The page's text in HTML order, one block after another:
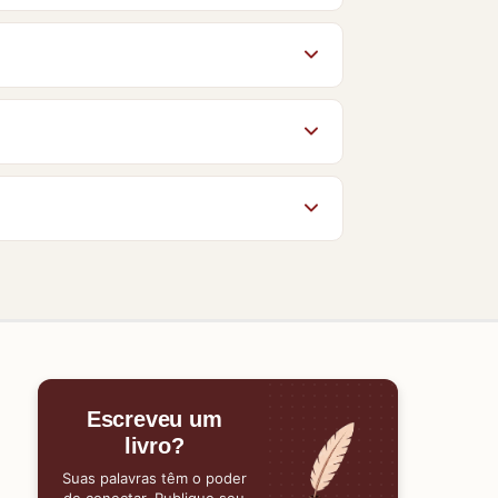
pelos autores e
Fedeli. Veja ainda as
conhecem o Baixe Livros e ajudam
Escreveu um
livro?
Suas palavras têm o poder